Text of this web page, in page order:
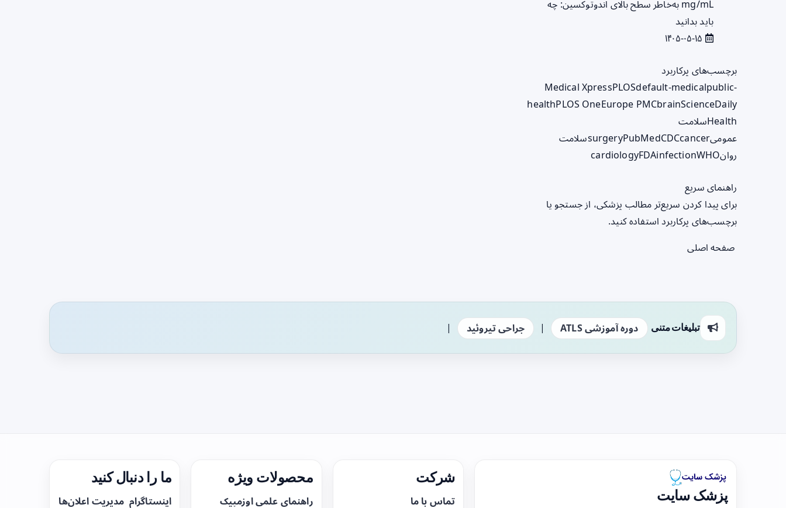
mg/mL به‌خاطر سطح بالای اندوتوکسین: چه
باید بدانید
برچسب‌های پرکاربرد
Medical XpressPLOSdefault-medicalpublic-
healthPLOS OneEurope PMCbrainScienceDaily
Healthسلامت
عمومی
surgeryPubMedCDCcancer
سلامت
روان
cardiologyFDAinfectionWHO
راهنمای سریع
برای پیدا کردن سریع‌تر مطالب پزشکی، از جستجو یا
برچسب‌های پرکاربرد استفاده کنید.
صفحه اصلی
تبلیغات متنی دوره آموزشی ATLS | جراحی تیروئید |
پزشک سایت
شرکت
تماس با ما
محصولات ویژه
راهنمای علمی اوزمپیک
ما را دنبال کنید
اینستاگرام مدیریت اعلان‌ها